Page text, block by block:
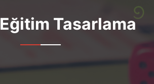
Eğitim Tasarlama